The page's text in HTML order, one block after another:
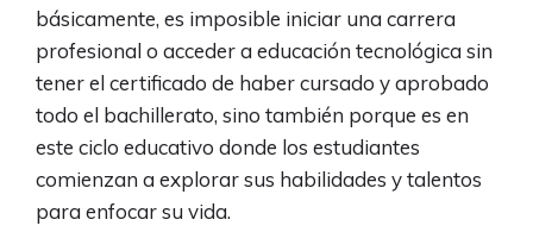
básicamente, es imposible iniciar una carrera
profesional o acceder a educación tecnológica sin
tener el certificado de haber cursado y aprobado
todo el bachillerato, sino también porque es en
este ciclo educativo donde los estudiantes
comienzan a explorar sus habilidades y talentos
para enfocar su vida.